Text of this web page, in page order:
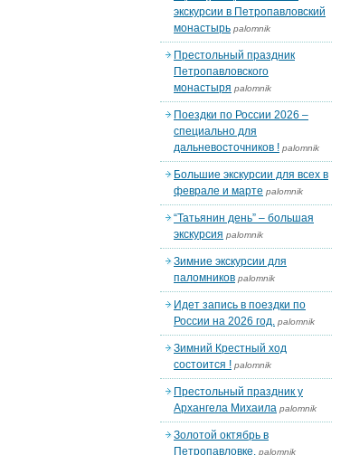
экскурсии в Петропавловский
монастырь palomnik
Престольный праздник
Петропавловского
монастыря palomnik
Поездки по России 2026 –
специально для
дальневосточников ! palomnik
Большие экскурсии для всех в
феврале и марте palomnik
“Татьянин день” – большая
экскурсия palomnik
Зимние экскурсии для
паломников palomnik
Идет запись в поездки по
России на 2026 год. palomnik
Зимний Крестный ход
состоится ! palomnik
Престольный праздник у
Архангела Михаила palomnik
Золотой октябрь в
Петропавловке. palomnik